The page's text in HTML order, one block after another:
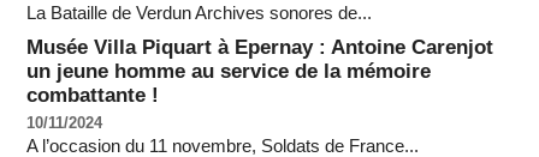
La Bataille de Verdun Archives sonores de...
Musée Villa Piquart à Epernay : Antoine Carenjot
un jeune homme au service de la mémoire
combattante !
10/11/2024
A l’occasion du 11 novembre, Soldats de France...